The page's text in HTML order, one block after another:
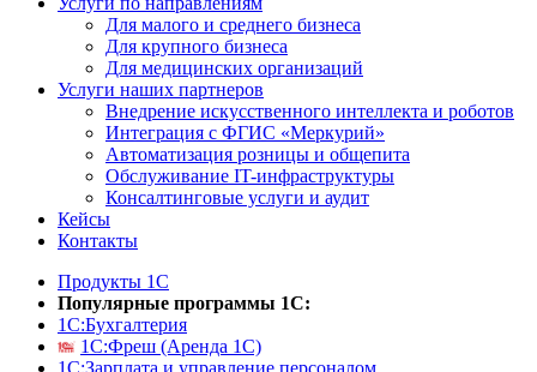
Для малого и среднего бизнеса
Для крупного бизнеса
Для медицинских организаций
Услуги наших партнеров
Внедрение искусственного интеллекта и роботов
Интеграция с ФГИС «Меркурий»
Автоматизация розницы и общепита
Обслуживание IT-инфраструктуры
Консалтинговые услуги и аудит
Кейсы
Контакты
Продукты 1С
Популярные программы 1С:
1С:Бухгалтерия
1С:Фреш (Аренда 1С)
1С:Зарплата и управление персоналом